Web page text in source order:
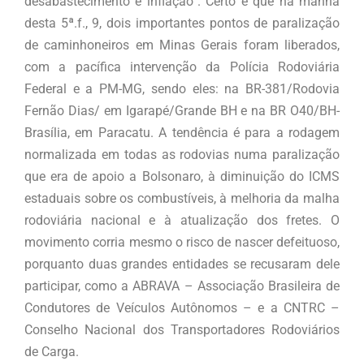
desta 5ª.f., 9, dois importantes pontos de paralização
de caminhoneiros em Minas Gerais foram liberados,
com a pacífica intervenção da Polícia Rodoviária
Federal e a PM-MG, sendo eles: na BR-381/Rodovia
Fernão Dias/ em Igarapé/Grande BH e na BR O40/BH-
Brasília, em Paracatu. A tendência é para a rodagem
normalizada em todas as rodovias numa paralização
que era de apoio a Bolsonaro, à diminuição do ICMS
estaduais sobre os combustíveis, à melhoria da malha
rodoviária nacional e à atualização dos fretes. O
movimento corria mesmo o risco de nascer defeituoso,
porquanto duas grandes entidades se recusaram dele
participar, como a ABRAVA – Associação Brasileira de
Condutores de Veículos Autônomos – e a CNTRC –
Conselho Nacional dos Transportadores Rodoviários
de Carga.